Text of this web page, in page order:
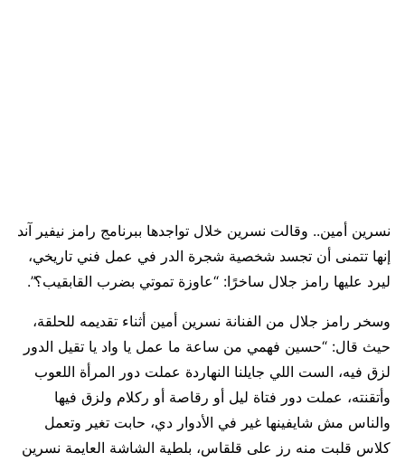
نسرين أمين.. وقالت نسرين خلال تواجدها ببرنامج رامز نيفير آند
إنها تتمنى أن تجسد شخصية شجرة الدر في عمل فني تاريخي،
ليرد عليها رامز جلال ساخرًا: “عاوزة تموتي بضرب القابقيب؟”.
وسخر رامز جلال من الفنانة نسرين أمين أثناء تقديمه للحلقة،
حيث قال: “حسين فهمي من ساعة ما عمل يا واد يا تقيل الدور
لزق فيه، الست اللي جايلنا النهاردة عملت دور المرأة اللعوب
وأتقنته، عملت دور فتاة ليل أو رقاصة أو ركلام ولزق فيها
والناس مش شايفينها غير في الأدوار دي، حابت تغير وتعمل
كلاس قلبت منه رز على قلقاس، بلطية الشاشة العايمة نسرين